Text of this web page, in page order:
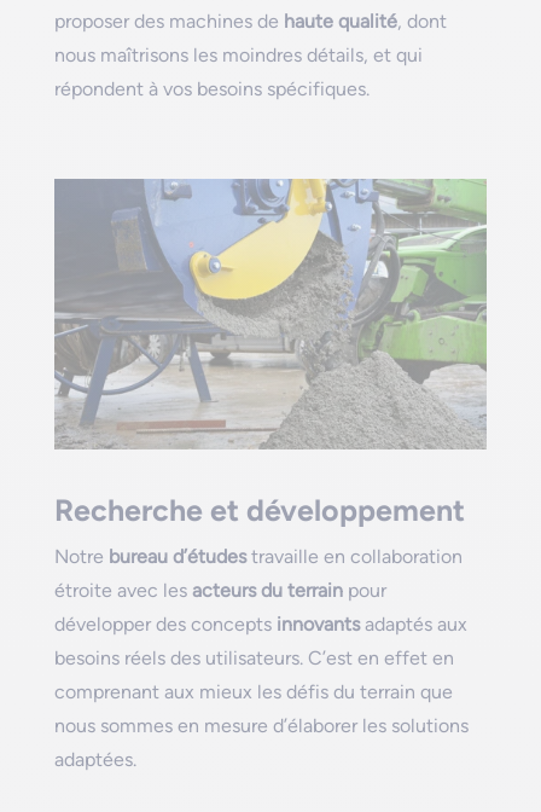
proposer des machines de haute qualité, dont
nous maîtrisons les moindres détails, et qui
répondent à vos besoins spécifiques.
Recherche et développement
Notre bureau d’étudestravaille en collaboration
étroite avec les acteurs du terrainpour
développer des concepts innovantsadaptés aux
besoins réels des utilisateurs. C’est en effet en
comprenant aux mieux les défis du terrain que
nous sommes en mesure d’élaborer les solutions
adaptées.